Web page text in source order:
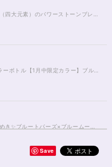
フォー・エレメンツ（四大元素）のパワーストーンブレスレット✨レインボーオーラ16cm
2025年ラッキーカラーボトル【1月中限定カラー】ブルーアパタイト×ルチルクォーツさざれ石
雪をわたる風のきらめき✨ブルートパーズ×ブルームーンストーンブレスレット17cm
Save